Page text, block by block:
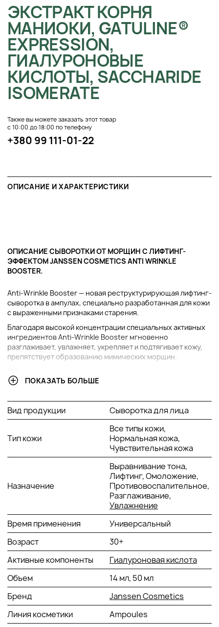
ЭКСТРАКТ КОРНЯ
МАНИОКИ, GATULINE®
EXPRESSION,
ГИАЛУРОНОВЫЕ
КИСЛОТЫ, SACCHARIDE
ISOMERATE
Также вы можете заказать этот товар
с 10:00 до 18:00 по телефону
+380 99 111-01-22
ОПИСАНИЕ И ХАРАКТЕРИСТИКИ
ОПИСАНИЕ СЫВОРОТКИ ОТ МОРЩИН С ЛИФТИНГ-
ЭФФЕКТОМ JANSSEN COSMETICS ANTI WRINKLE
BOOSTER.
Anti-Wrinkle Booster — новая реструктурирующая лифтинг-
сыворотка в ампулах, специально разработанная для кожи
с выраженными признаками старения.
Благодаря высокой концентрации специальных активных
ингредиентов Anti-Wrinkle Booster мгновенно
разглаживает, увлажняет, укрепляет и подтягивает кожу,
препятствует образованию мимических морщин.
ЛИФТИНГ-ЭФФЕКТОМ JANSSEN COSMETICS ANTI
WRINKLE BOOSTER?
Выравнивает тон и микрорельеф.
Предотвращает обезвоживание.
Сохраняет влагу в глубоких слоях на 72 часа.
Укрепляет эпидермальный барьер.
Снимает раздражение и покраснения.
Сглаживает «гусиные лапки», морщины и тонкие
Подтягивает контуры лица.
Обеспечивает мгновенный эффект лифтинга.
Дарит естественное сияние.
Повышает стойкость макияжа.
АКТИВНЫЕ КОМПОНЕНТЫ:
Instensyl® (экстракт корня маниоки) - образует
поддерживающую сетку на коже; почувствуйте и
заметьте эффект немедленно
Gatuline® Expression (Acmella oleracea) - уменьшает
ПОКАЗАТЬ БОЛЬШЕ
Вид продукции Сыворотка для лица
Тип кожи
Все типы кожи,
Нормальная кожа,
Чувствительная кожа
Назначение
Выравнивание тона,
Лифтинг, Омоложение,
Противовоспалительное,
Разглаживание,
Увлажнение
Время применения
Универсальный
Возраст
30+
Активные компоненты
Гиалуроновая кислота
Объем
14 мл, 50 мл
Бренд
Janssen Cosmetics
Линия косметики
Ampoules